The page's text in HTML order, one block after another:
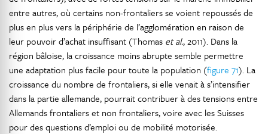
entre autres, où certains non-frontaliers se voient repoussés de
plus en plus vers la périphérie de l’agglomération en raison de
leur pouvoir d’achat insuffisant (Thomas et al., 2011). Dans la
région bâloise, la croissance moins abrupte semble permettre
une adaptation plus facile pour toute la population (figure 71). La
croissance du nombre de frontaliers, si elle venait à s’intensifier
dans la partie allemande, pourrait contribuer à des tensions entre
Allemands frontaliers et non frontaliers, voire avec les Suisses
pour des questions d’emploi ou de mobilité motorisée.